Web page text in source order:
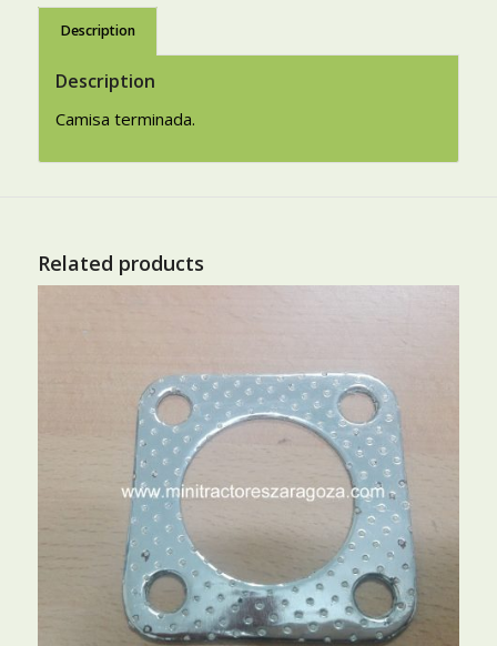
Description
Description
Camisa terminada.
Related products